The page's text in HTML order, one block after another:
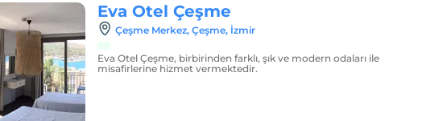
Eva Otel Çeşme
Çeşme Merkez, Çeşme, İzmir
Eva Otel Çeşme, birbirinden farklı, şık ve modern odaları ile
misafirlerine hizmet vermektedir.